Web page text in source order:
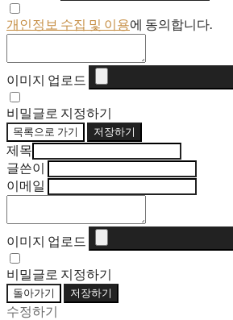
개인정보 수집 및 이용에 동의합니다.
이미지 업로드
비밀글로 지정하기
목록으로 가기 저장하기
제목
글쓴이
이메일
이미지 업로드
비밀글로 지정하기
돌아가기 저장하기
수정하기